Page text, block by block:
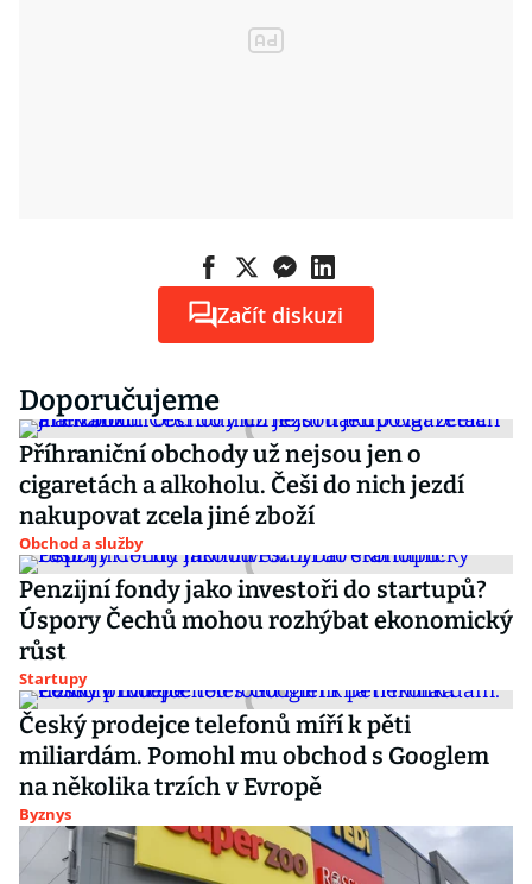
Začít diskuzi
Doporučujeme
Příhraniční obchody už nejsou jen o
cigaretách a alkoholu. Češi do nich jezdí
nakupovat zcela jiné zboží
Obchod a služby
Penzijní fondy jako investoři do startupů?
Úspory Čechů mohou rozhýbat ekonomický
růst
Startupy
Český prodejce telefonů míří k pěti
miliardám. Pomohl mu obchod s Googlem
na několika trzích v Evropě
Byznys